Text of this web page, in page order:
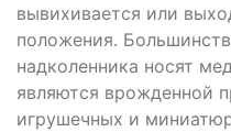
вывихивается или
положения.
надколенника носят
являются врожденной
игрушечных и